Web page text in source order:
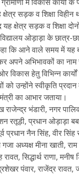
क्षेत्र सड़क व शिक्षा
यह क्षेत्र सड़क व शिक्षा
ओड़ाड़ा के छात्र-
कि आने वाले समय में यह
अपने अभिभावकों का
विकास हेतु विभिन्न
को उन्होंने स्वीकृति
का आभार जताया।
भंडारी, नगर
रतूड़ी, प्रधान ओड़ाड़ा
प्रधान नैन सिंह, वीर सिंह
अध्यक्ष मीना खाती,
सिद्धार्थ राणा, मनीष
पंवार, राजेंद्र रावत,